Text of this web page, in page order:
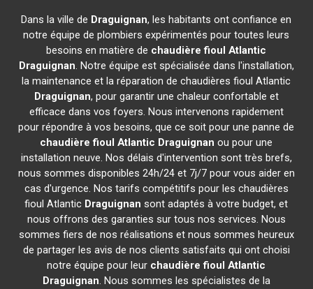
Dans la ville de Draguignan, les habitants ont confiance en
notre équipe de plombiers expérimentés pour toutes leurs
besoins en matière de chaudière fioul Atlantic
Draguignan. Notre équipe est spécialisée dans l'installation,
la maintenance et la réparation de chaudières fioul Atlantic
Draguignan, pour garantir une chaleur confortable et
efficace dans vos foyers. Nous intervenons rapidement
pour répondre à vos besoins, que ce soit pour une panne de
chaudière fioul Atlantic Draguignan ou pour une
installation neuve. Nos délais d'intervention sont très brefs,
nous sommes disponibles 24h/24 et 7j/7 pour vous aider en
cas d'urgence. Nos tarifs compétitifs pour les chaudières
fioul Atlantic Draguignan sont adaptés à votre budget, et
nous offrons des garanties sur tous nos services. Nous
sommes fiers de nos réalisations et nous sommes heureux
de partager les avis de nos clients satisfaits qui ont choisi
notre équipe pour leur chaudière fioul Atlantic
Draguignan. Nous sommes les spécialistes de la